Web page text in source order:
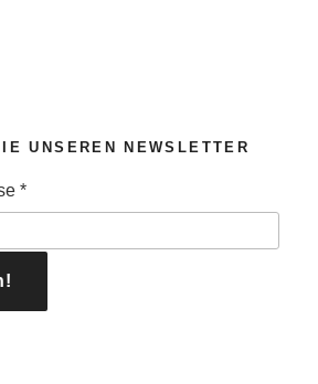
UNSEREN NEWSLETTER
*